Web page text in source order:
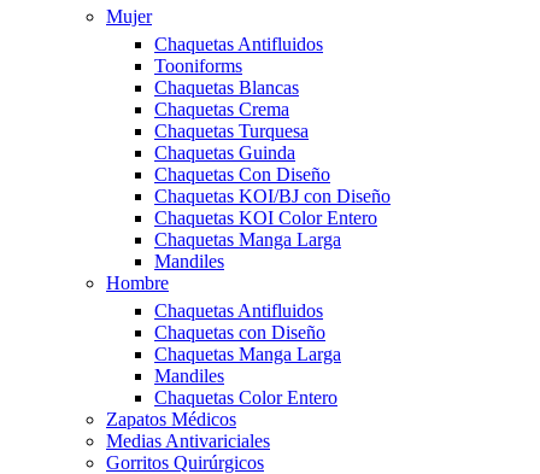
Mujer
Chaquetas Antifluidos
Tooniforms
Chaquetas Blancas
Chaquetas Crema
Chaquetas Turquesa
Chaquetas Guinda
Chaquetas Con Diseño
Chaquetas KOI/BJ con Diseño
Chaquetas KOI Color Entero
Chaquetas Manga Larga
Mandiles
Hombre
Chaquetas Antifluidos
Chaquetas con Diseño
Chaquetas Manga Larga
Mandiles
Chaquetas Color Entero
Zapatos Médicos
Medias Antivariciales
Gorritos Quirúrgicos